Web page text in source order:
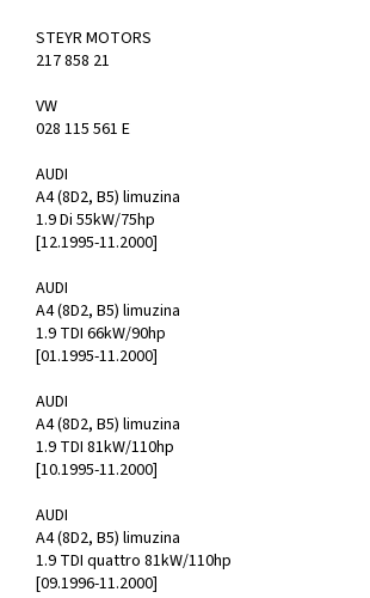
STEYR MOTORS
217 858 21
VW
028 115 561 E
AUDI
A4 (8D2, B5) limuzina
1.9 Di 55kW/75hp
[12.1995-11.2000]
AUDI
A4 (8D2, B5) limuzina
1.9 TDI 66kW/90hp
[01.1995-11.2000]
AUDI
A4 (8D2, B5) limuzina
1.9 TDI 81kW/110hp
[10.1995-11.2000]
AUDI
A4 (8D2, B5) limuzina
1.9 TDI quattro 81kW/110hp
[09.1996-11.2000]